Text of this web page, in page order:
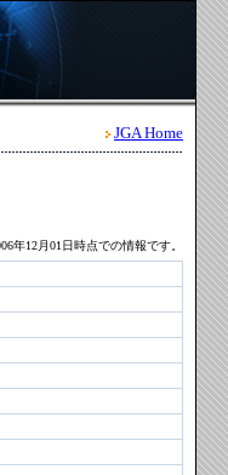
JGA Home
年12月01日時点での情報です。